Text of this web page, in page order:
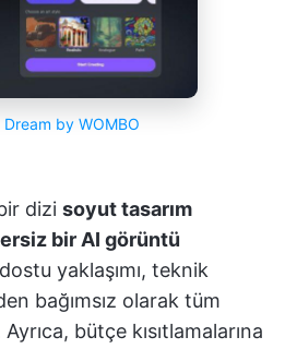
Dream by WOMBO
dizi soyut tasarım
bir AI görüntü
dostu yaklaşımı, teknik
bağımsız olarak tüm
bütçe kısıtlamalarına